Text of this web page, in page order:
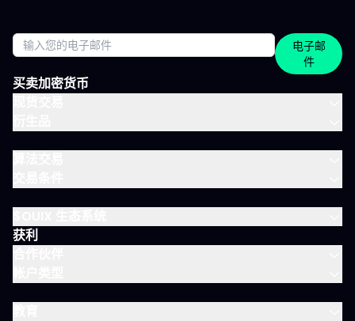
医疗 加密货币：BTC、ETH、SOL和山寨币 大宗商品：黄金、原
油、白银 ETF：SPY、QQQ、MSCI World 免费、IVLite、VIP：如
何定位？ IVLite特意定位于免费账户与VIP之间。如果你想获取实用
内容但不需要全方位陪伴，这是最佳选择。 你会获得 免费 IVLite
VIP 晨间简报
买卖加密货币
获利
电子邮
件